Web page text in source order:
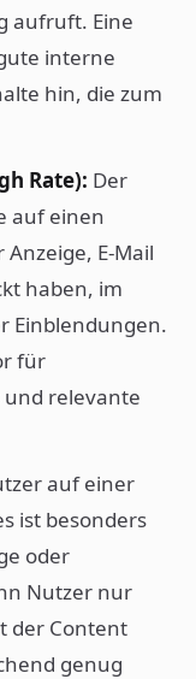
aufruft. Eine
interne
hin, die zum
Rate): Der
auf einen
E-Mail
haben, im
Einblendungen.
für
und relevante
auf einer
ist besonders
oder
Nutzer nur
der Content
genug